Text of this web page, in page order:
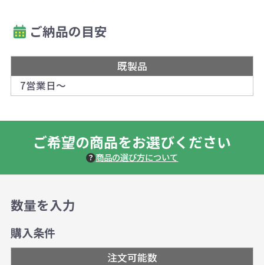
ご納品の目安
既製品
7営業日～
ご希望の商品をお選びください
商品の選び方について
数量を入力
購入条件
注文可能数